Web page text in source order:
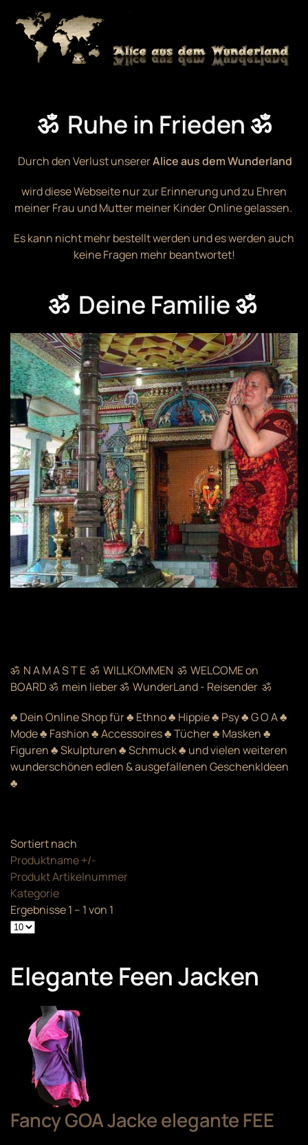
Zum Hauptinhalt springen
ॐ Ruhe in Frieden ॐ
Durch den Verlust unsererAlice aus dem Wunderland
wird diese Webseite nur zur Erinnerung und zu Ehren
meiner Frau und Mutter meiner Kinder Online gelassen.
Es kann nicht mehr bestellt werden und es werden auch
keine Fragen mehr beantwortet!
ॐ Deine Familie ॐ
ॐ N A M A S T E ॐ WILLKOMMEN ॐ WELCOME on
BOARD ॐ mein lieber ॐ WunderLand - Reisender ॐ
♣ Dein Online Shop für ♣ Ethno ♣ Hippie ♣ Psy ♣ G O A ♣
Mode ♣ Fashion ♣ Accessoires ♣ Tücher ♣ Masken ♣
Figuren ♣ Skulpturen ♣ Schmuck ♣ und vielen weiteren
wunderschönen edlen & ausgefallenen GeschenkIdeen
♣
Sortiert nach
Produktname +/-
Produkt Artikelnummer
Kategorie
Ergebnisse 1 – 1 von 1
Elegante Feen Jacken
Fancy GOA Jacke elegante FEE